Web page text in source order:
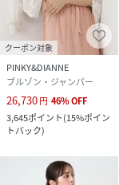
素材
サイズ
品番
クーポン対象
PINKY&DIANNE
ブルゾン・ジャンパー
26,730円 46%OFF
3,645ポイント(15%ポイン
トバック)